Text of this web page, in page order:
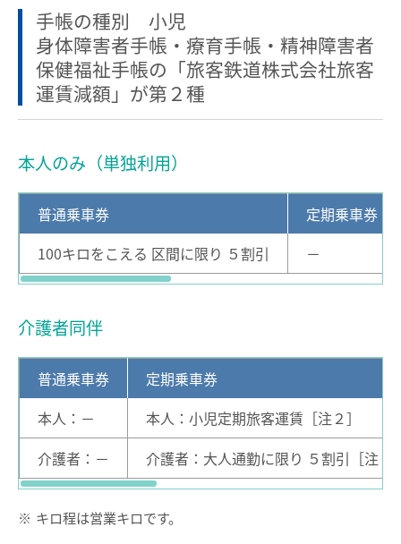
manacaの種類
manacaを買う
manacaを購入する
manaca定期券を購入する
manacaにチャージする
manaca取扱窓口
鉄道・バスで使う
鉄道で使う
鉄道での使い方
鉄道の運賃計算
きっぷを購入する
特殊な改札口のご利用方法
バスで使う
法人・店舗のお客様
名鉄グループ
手帳の種別 小児
身体障害者手帳・療育手帳・精神障害者
保健福祉手帳の「旅客鉄道株式会社旅客
運賃減額」が第２種
本人のみ（単独利用）
普通乗車券
定期乗車券
100キロをこえる 区間に限り ５割引
－
介護者同伴
普通乗車券
定期乗車券
本人：－
本人：小児定期旅客運賃［注２］
介護者：－
介護者：大人通勤に限り ５割引［注１
※ キロ程は営業キロです。